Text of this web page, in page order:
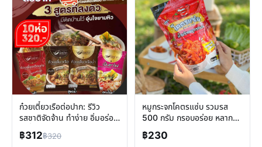
ก๋วยเตี๋ยวเรือต่อปาก: รีวิว
รสชาติจัดจ้าน ทำง่าย อิ่มอร่อย
ได้ที่บ้าน
฿312฿320
หมูกระจกโคตรแซ่บ รวมรส
500 กรัม กรอบอร่อย หลากรส
ไม่ซ้ำใคร
฿230